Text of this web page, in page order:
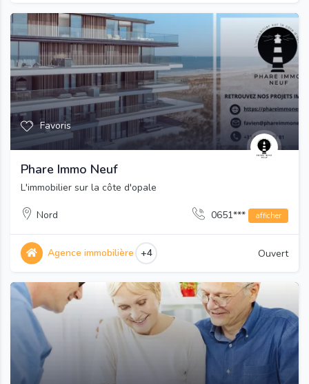
Favoris
Phare Immo Neuf
L'immobilier sur la côte d'opale
Nord 0651*** afficher
Agence immobilière +4 Ouvert